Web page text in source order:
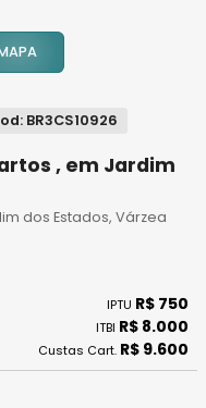
BR3CS10926
, em Jardim
dos Estados, Várzea
IPTU R$ 750
ITBI R$ 8.000
Custas Cart. R$ 9.600